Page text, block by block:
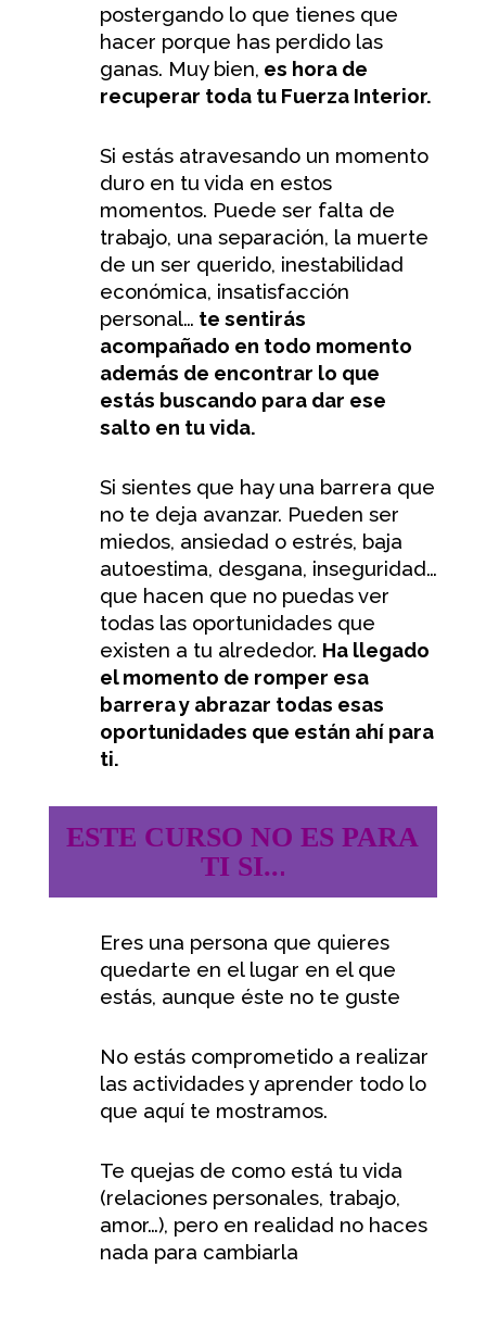
postergando lo que tienes que
hacer porque has perdido las
ganas. Muy bien, es hora de
recuperar toda tu Fuerza Interior.
Si estás atravesando un momento
duro en tu vida en estos
momentos. Puede ser falta de
trabajo, una separación, la muerte
de un ser querido, inestabilidad
económica, insatisfacción
personal… te sentirás
acompañado en todo momento
además de encontrar lo que
estás buscando para dar ese
salto en tu vida.
Si sientes que hay una barrera que
no te deja avanzar. Pueden ser
miedos, ansiedad o estrés, baja
autoestima, desgana, inseguridad…
que hacen que no puedas ver
todas las oportunidades que
existen a tu alrededor. Ha llegado
el momento de romper esa
barrera y abrazar todas esas
oportunidades que están ahí para
ti.
ESTE CURSO NO ES PARA
TI SI...
Eres una persona que quieres
quedarte en el lugar en el que
estás, aunque éste no te guste
No estás comprometido a realizar
las actividades y aprender todo lo
que aquí te mostramos.
Te quejas de como está tu vida
(relaciones personales, trabajo,
amor…), pero en realidad no haces
nada para cambiarla